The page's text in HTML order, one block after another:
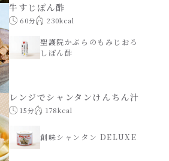
シャンタンチーズニングを
リーズ
つの塩たれ
牛すじぽん酢
60分 230kcal
聖護院かぶらのもみじおろ
しぽん酢
レンジでシャンタンけんちん汁
15分 178kcal
創味シャンタン DELUXE